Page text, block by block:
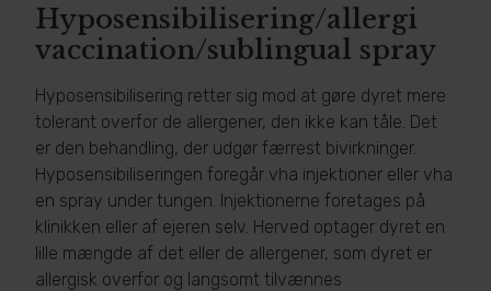
Hyposensibilisering/allergi
vaccination/sublingual spray
Hyposensibilisering retter sig mod at gøre dyret mere
tolerant overfor de allergener, den ikke kan tåle. Det
er den behandling, der udgør færrest bivirkninger.
Hyposensibiliseringen foregår vha injektioner eller vha
en spray under tungen. Injektionerne foretages på
klinikken eller af ejeren selv. Herved optager dyret en
lille mængde af det eller de allergener, som dyret er
allergisk overfor og langsomt tilvænnes